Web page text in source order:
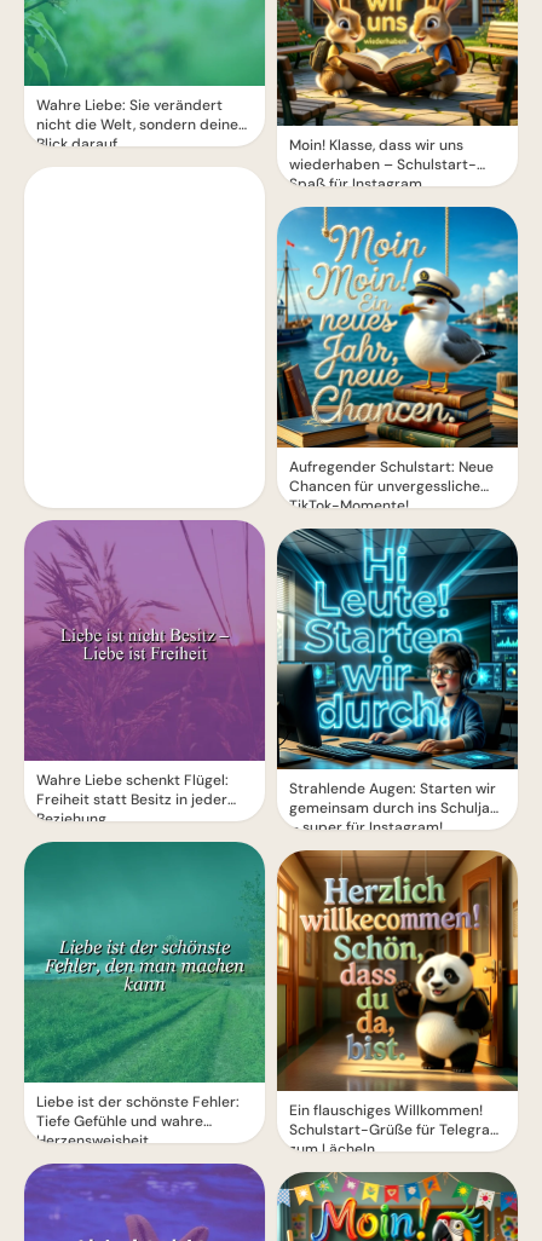
Wahre Liebe: Sie verändert
nicht die Welt, sondern deinen
Blick darauf
Wahre Liebe schenkt Flügel:
Freiheit statt Besitz in jeder
Beziehung
Liebe ist der schönste Fehler:
Tiefe Gefühle und wahre
Herzensweisheit
Moin! Klasse, dass wir uns
wiederhaben – Schulstart-
Spaß für Instagram
Aufregender Schulstart: Neue
Chancen für unvergessliche
TikTok-Momente!
Strahlende Augen: Starten wir
gemeinsam durch ins Schuljahr
– super für Instagram!
Ein flauschiges Willkommen!
Schulstart-Grüße für Telegram
zum Lächeln